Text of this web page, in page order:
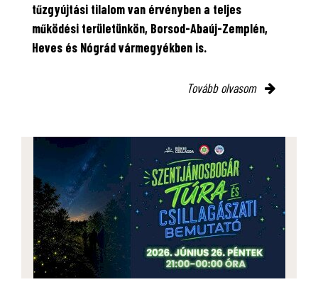
tűzgyújtási tilalom van érvényben a teljes
működési területünkön, Borsod-Abaúj-Zemplén,
Heves és Nógrád vármegyékben is.
Tovább olvasom